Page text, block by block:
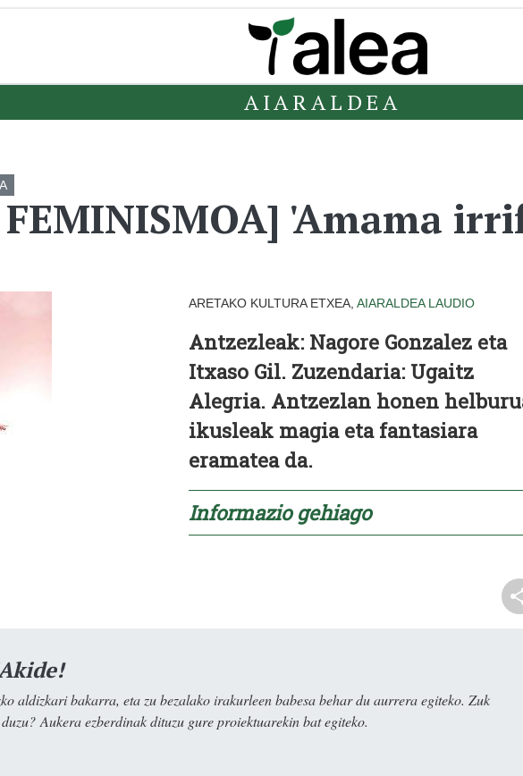
AIARALDEA
'Amama
ARETAKO KULTURA ETXEA, AIARALDEA LAUDIO
Antzezleak: Nagore Gonzalez eta
Itxaso Gil. Zuzendaria: Ugaitz
Alegria. Antzezlan honen
ikusleak magia eta fantasiara
eramatea da.
Informazio gehiago
aldizkari bakarra, eta zu bezalako irakurleen babesa behar du aurrera egiteko. Zuk
Aukera ezberdinak dituzu gure proiektuarekin bat egiteko.